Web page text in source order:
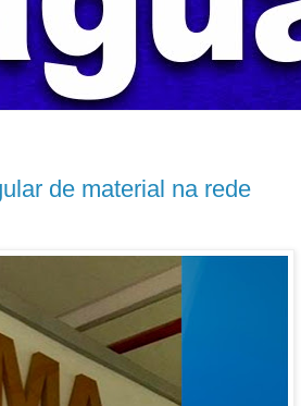
de material na rede